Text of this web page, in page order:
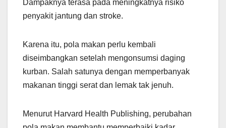
Dampaknya terasa pada meningkatnya risiko
penyakit jantung dan stroke.
Karena itu, pola makan perlu kembali
diseimbangkan setelah mengonsumsi daging
kurban. Salah satunya dengan memperbanyak
makanan tinggi serat dan lemak tak jenuh.
Menurut Harvard Health Publishing, perubahan